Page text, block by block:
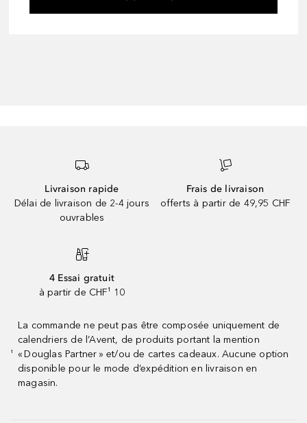
Livraison rapide
Délai de livraison de 2-4 jours
ouvrables
Frais de livraison
offerts à partir de 49,95 CHF
4 Essai gratuit
à partir de CHF¹ 10
¹
La commande ne peut pas être composée uniquement de
calendriers de l’Avent, de produits portant la mention
« Douglas Partner » et/ou de cartes cadeaux. Aucune option
disponible pour le mode d’expédition en livraison en
magasin.